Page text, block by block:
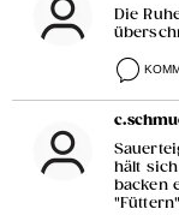
Die
hält
backen